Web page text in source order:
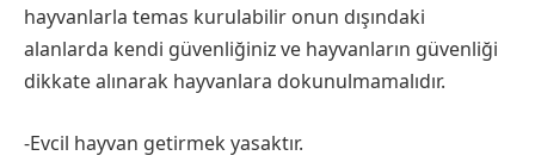
hayvanlarla temas kurulabilir onun dışındaki
alanlarda kendi güvenliğiniz ve hayvanların güvenliği
dikkate alınarak hayvanlara dokunulmamalıdır.
-Evcil hayvan getirmek yasaktır.